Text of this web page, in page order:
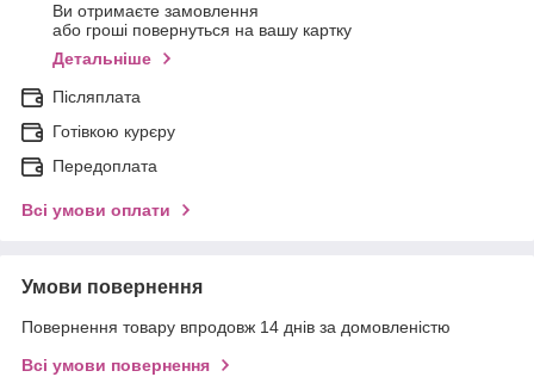
Ви отримаєте замовлення
або гроші повернуться на вашу картку
Детальніше
Післяплата
Готівкою курєру
Передоплата
Всі умови оплати
Умови повернення
Повернення товару впродовж 14 днів за домовленістю
Всі умови повернення